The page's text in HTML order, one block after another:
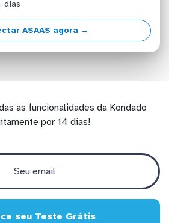
dias
ASAAS agora →
as funcionalidades da Kondado
por 14 dias!
seu Teste Grátis